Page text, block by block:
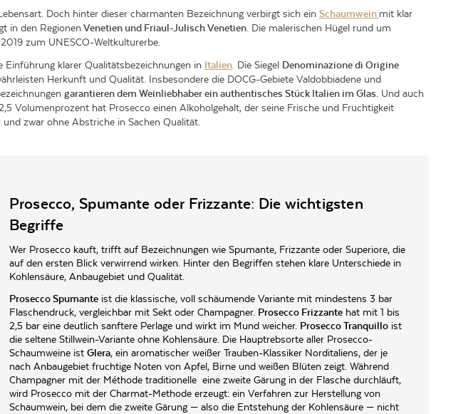
Doch hinter dieser charmanten Bezeichnung verbirgt sich ein Schaumwein mit klar
in den RegionenVenetien und Friaul-Julisch Venetien . Die malerischen Hügel rund um
zum UNESCO-Weltkulturerbe.
Einführung klarer Qualitätsbezeichnungen in Italien . Die Siegel Denominazione di Origine
Herkunft und Qualität. Insbesondere die DOCG-Gebiete Valdobbiadene und
garantieren dem Weinliebhaber ein authentisches Stück Italien im Glas. Und auch
Volumenprozent hat Prosecco einen Alkoholgehalt, der seine Frische und Fruchtigkeit
und zwar ohne Abstriche in Sachen Qualität.
Prosecco, Spumante oder Frizzante: Die wichtigsten
Begriffe
Wer Prosecco kauft, trifft auf Bezeichnungen wie Spumante, Frizzante oder Superiore, die
auf den ersten Blick verwirrend wirken. Hinter den Begriffen stehen klare Unterschiede in
Kohlensäure, Anbaugebiet und Qualität.
Prosecco Spumanteist die klassische, voll schäumende Variante mit mindestens 3 bar
Flaschendruck, vergleichbar mit Sekt oder Champagner. Prosecco Frizzantehat mit 1 bis
2,5 bar eine deutlich sanftere Perlage und wirkt im Mund weicher. Prosecco Tranquilloist
die seltene Stillwein-Variante ohne Kohlensäure. Die Hauptrebsorte aller Prosecco-
Schaumweine ist Glera, ein aromatischer weißer Trauben-Klassiker Norditaliens, der je
nach Anbaugebiet fruchtige Noten von Apfel, Birne und weißen Blüten zeigt. Während
Champagner mit der Méthode traditionelle eine zweite Gärung in der Flasche durchläuft,
wird Prosecco mit der Charmat-Methode erzeugt: ein Verfahren zur Herstellung von
Schaumwein, bei dem die zweite Gärung — also die Entstehung der Kohlensäure — nicht